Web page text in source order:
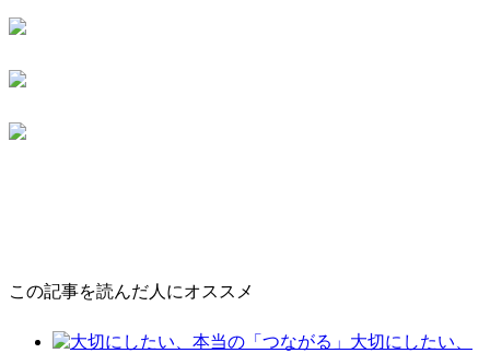
この記事を読んだ人にオススメ
大切にしたい、